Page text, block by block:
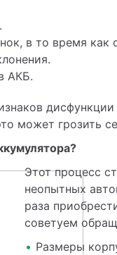
в то время как
АКБ.
может грозить
Этот процесс
неопытных
раза
советуем
Размеры